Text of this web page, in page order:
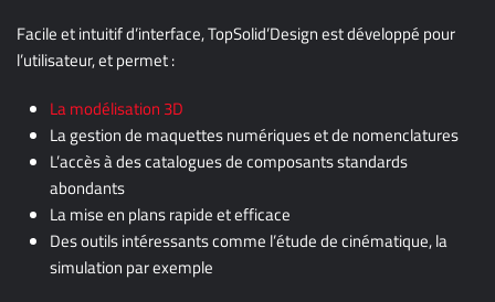
Facile et intuitif d’interface, TopSolid’Design est développé pour
l’utilisateur, et permet :
La modélisation 3D
La gestion de maquettes numériques et de nomenclatures
L’accès à des catalogues de composants standards
abondants
La mise en plans rapide et efficace
Des outils intéressants comme l’étude de cinématique, la
simulation par exemple